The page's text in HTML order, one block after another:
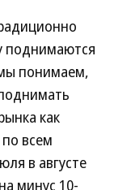
поднимаются
понимаем,
как
всем
в августе
минус 10-